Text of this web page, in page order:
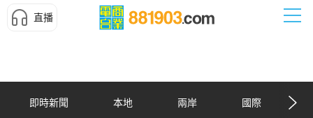
直播
即時新聞 本地 兩岸 國際